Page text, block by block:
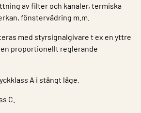
av filter och kanaler, termiska
fönstervädring m.m.
med styrsignalgivare t ex en yttre
proportionellt reglerande
A i stängt läge.
C.